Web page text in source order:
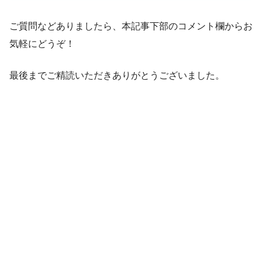
ご質問などありましたら、本記事下部のコメント欄からお
気軽にどうぞ！
最後までご精読いただきありがとうございました。